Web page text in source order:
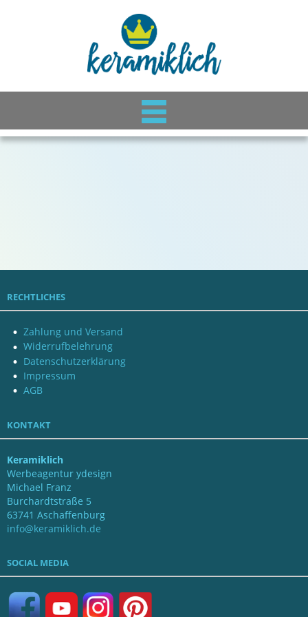
RECHTLICHES
Zahlung und Versand
Widerrufbelehrung
Datenschutzerklärung
Impressum
AGB
KONTAKT
Keramiklich
Werbeagentur ydesign
Michael Franz
Burchardtstraße 5
63741 Aschaffenburg
info@keramiklich.de
SOCIAL MEDIA